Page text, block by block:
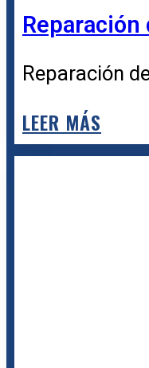
Reparación
LEER MÁS